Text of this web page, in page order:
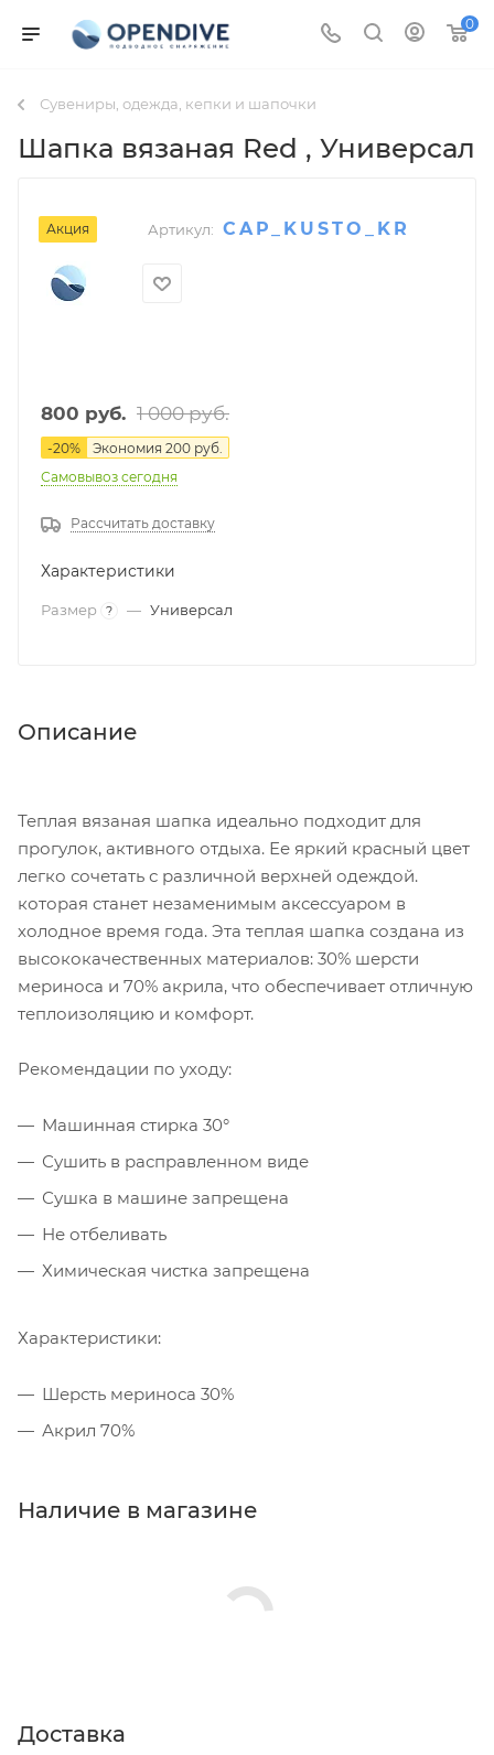
0
Сувениры, одежда, кепки и шапочки
Шапка вязаная Red , Универсал
Акция Артикул: CAP_KUSTO_KR
800 руб. 1 000руб.
-20% Экономия 200 руб.
Самовывоз сегодня
Рассчитать доставку
Характеристики
Размер ? — Универсал
Описание
Теплая вязаная шапка идеально подходит для
прогулок, активного отдыха. Ее яркий красный цвет
легко сочетать с различной верхней одеждой.
которая станет незаменимым аксессуаром в
холодное время года. Эта теплая шапка создана из
высококачественных материалов: 30% шерсти
мериноса и 70% акрила, что обеспечивает отличную
теплоизоляцию и комфорт.
Рекомендации по уходу:
Машинная стирка 30°
Сушить в расправленном виде
Сушка в машине запрещена
Не отбеливать
Химическая чистка запрещена
Характеристики:
Шерсть мериноса 30%
Акрил 70%
Наличие в магазине
Доставка